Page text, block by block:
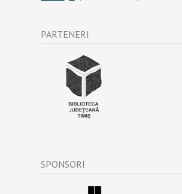
PARTENERI
SPONSORI